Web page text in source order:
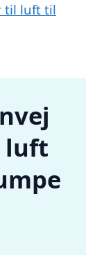
til luft til
luft